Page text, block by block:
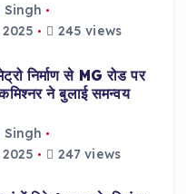
245 views
निर्माण से MG रोड पर
ने बुलाई समन्वय
247 views